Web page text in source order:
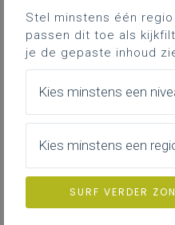
Gekoppelde
Hier staat
uitlezen. Je hebt
gegeven.Klik hier
Stel minstens één
passen dit toe als
je de gepaste inhoud
Kies minstens een
Kies minstens een
SURF VERDER